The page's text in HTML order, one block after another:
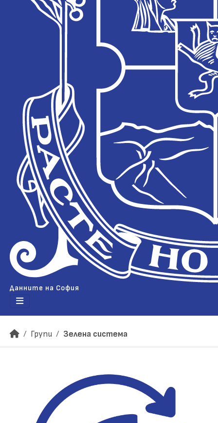
Данните на София
Групи Зелена система